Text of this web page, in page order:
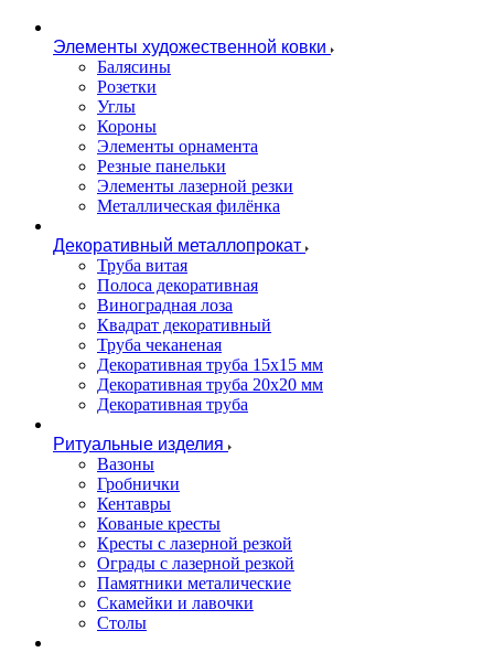
Элементы художественной ковки
Балясины
Розетки
Углы
Короны
Элементы орнамента
Резные панельки
Элементы лазерной резки
Металлическая филёнка
Декоративный металлопрокат
Труба витая
Полоса декоративная
Виноградная лоза
Квадрат декоративный
Труба чеканеная
Декоративная труба 15х15 мм
Декоративная труба 20х20 мм
Декоративная труба
Ритуальные изделия
Вазоны
Гробнички
Кентавры
Кованые кресты
Кресты с лазерной резкой
Ограды с лазерной резкой
Памятники металические
Скамейки и лавочки
Столы